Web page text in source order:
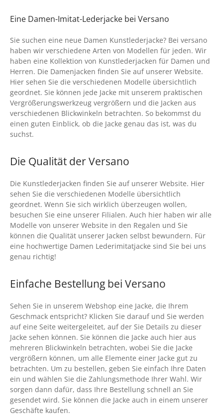
Eine Damen-Imitat-Lederjacke bei Versano
Sie suchen eine neue Damen Kunstlederjacke? Bei versano
haben wir verschiedene Arten von Modellen für jeden. Wir
haben eine Kollektion von Kunstlederjacken für Damen und
Herren. Die Damenjacken finden Sie auf unserer Website.
Hier sehen Sie die verschiedenen Modelle übersichtlich
geordnet. Sie können jede Jacke mit unserem praktischen
Vergrößerungswerkzeug vergrößern und die Jacken aus
verschiedenen Blickwinkeln betrachten. So bekommst du
einen guten Einblick, ob die Jacke genau das ist, was du
suchst.
Die Qualität der Versano
Die Kunstlederjacken finden Sie auf unserer Website. Hier
sehen Sie die verschiedenen Modelle übersichtlich
geordnet. Wenn Sie sich wirklich überzeugen wollen,
besuchen Sie eine unserer Filialen. Auch hier haben wir alle
Modelle von unserer Website in den Regalen und Sie
können die Qualität unserer Jacken selbst bewundern. Für
eine hochwertige Damen Lederimitatjacke sind Sie bei uns
genau richtig!
Einfache Bestellung bei Versano
Sehen Sie in unserem Webshop eine Jacke, die Ihrem
Geschmack entspricht? Klicken Sie darauf und Sie werden
auf eine Seite weitergeleitet, auf der Sie Details zu dieser
Jacke sehen können. Sie können die Jacke auch hier aus
mehreren Blickwinkeln betrachten, wobei Sie die Jacke
vergrößern können, um alle Elemente einer Jacke gut zu
betrachten. Um zu bestellen, geben Sie einfach Ihre Daten
ein und wählen Sie die Zahlungsmethode Ihrer Wahl. Wir
sorgen dann dafür, dass Ihre Bestellung schnell an Sie
gesendet wird. Sie können die Jacke auch in einem unserer
Geschäfte kaufen.